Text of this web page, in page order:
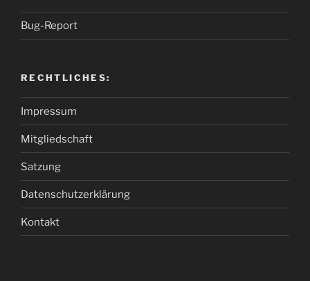
Bug-Report
RECHTLICHES:
Impressum
Mitgliedschaft
Satzung
Datenschutzerklärung
Kontakt